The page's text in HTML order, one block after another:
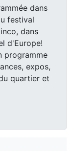
dans
festival
dans
d'Europe!
programme
expos,
quartier et